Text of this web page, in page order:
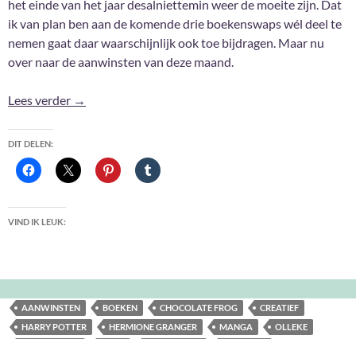
het einde van het jaar desalniettemin weer de moeite zijn. Dat
ik van plan ben aan de komende drie boekenswaps wél deel te
nemen gaat daar waarschijnlijk ook toe bijdragen. Maar nu
over naar de aanwinsten van deze maand.
Lees verder Aanwinsten Mei 2022
→
DIT DELEN:
VIND IK LEUK:
AANWINSTEN BOEKEN CHOCOLATE FROG
CREATIEF
HARRY POTTER
HERMIONE GRANGER MANGA
OLLEKE